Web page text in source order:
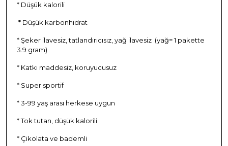
* Düşük kalorili
* Düşük karbonhidrat
* Şeker ilavesiz, tatlandırıcısız, yağ ilavesiz (yağ= 1 pakette
3.9 gram)
* Katkı maddesiz, koruyucusuz
* Super sportif
* 3-99 yaş arası herkese uygun
* Tok tutan, düşük kalorili
* Çikolata ve bademli